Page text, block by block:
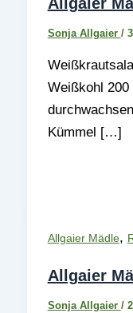
Sonja Allgaier /
Weißkohl 200
Kümmel […]
Allgaier Mädle,
Allgaier
Sonja Allgaier /